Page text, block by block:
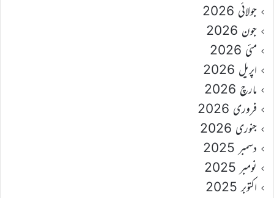
جولائی 2026
جون 2026
مئی 2026
اپریل 2026
مارچ 2026
فروری 2026
جنوری 2026
دسمبر 2025
نومبر 2025
اکتوبر 2025